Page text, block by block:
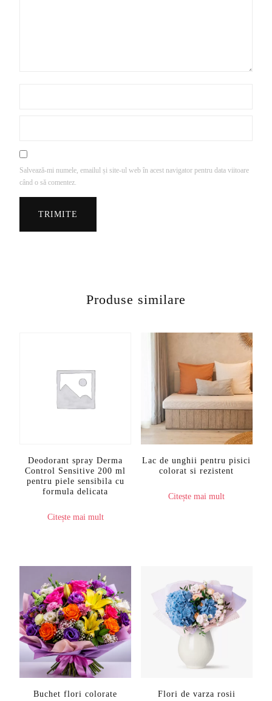
Salvează-mi numele, emailul și site-ul web în acest navigator pentru data viitoare
când o să comentez.
Produse similare
Deodorant spray Derma
Control Sensitive 200 ml
pentru piele sensibila cu
formula delicata
Citește mai mult
Lac de unghii pentru pisici
colorat si rezistent
Citește mai mult
Buchet flori colorate
Flori de varza rosii